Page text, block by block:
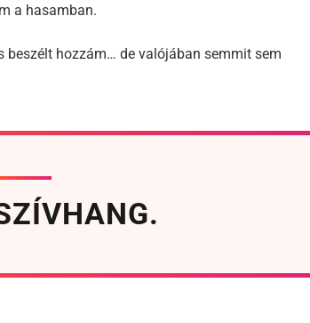
a hasamban.
beszélt hozzám… de valójában semmit sem